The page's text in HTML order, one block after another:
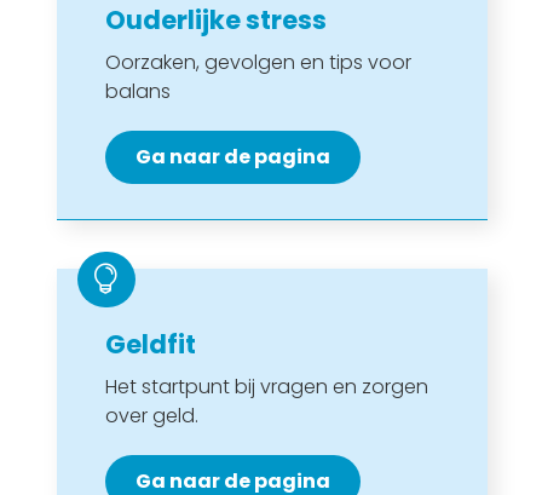
Ouderlijke stress
Oorzaken, gevolgen en tips voor
balans
Ga naar de pagina

Geldfit
Het startpunt bij vragen en zorgen
over geld.
Ga naar de pagina